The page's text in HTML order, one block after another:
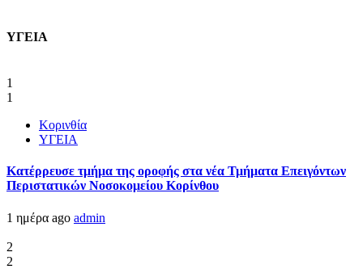
ΥΓΕΙΑ
1
1
Κορινθία
ΥΓΕΙΑ
Kατέρρευσε τμήμα της οροφής στα νέα Τμήματα Επειγόντων
Περιστατικών Νοσοκομείου Κορίνθου
1 ημέρα ago admin
2
2